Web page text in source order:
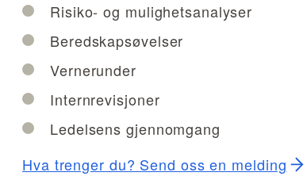
Risiko- og mulighetsanalyser
Beredskapsøvelser
Vernerunder
Internrevisjoner
Ledelsens gjennomgang
Hva trenger du? Send oss en melding